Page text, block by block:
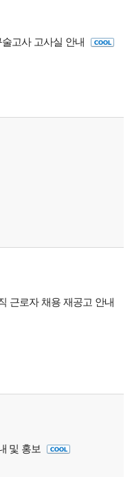
고사 고사실 안내
근로자 채용 재공고 안내
및 홍보